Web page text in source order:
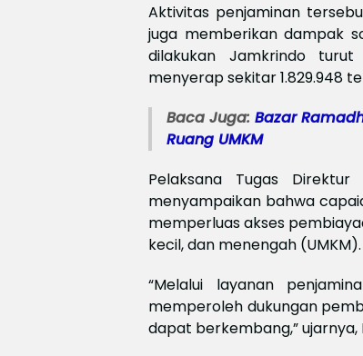
Aktivitas penjaminan
juga memberikan dampak
dilakukan Jamkrindo
menyerap sekitar 1.829.948
Baca Juga: Bazar
Ruang UMKM
Pelaksana Tugas
menyampaikan bahwa
memperluas akses
kecil, dan menengah (UMKM).
“Melalui layanan
memperoleh dukungan
dapat berkembang,” ujarnya,